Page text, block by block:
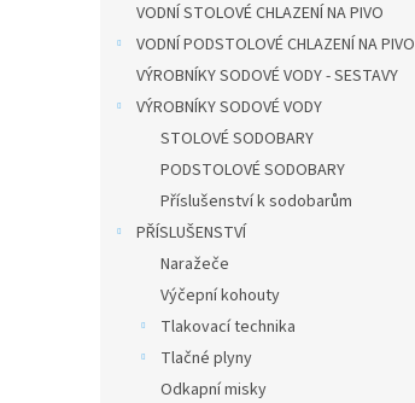
VODNÍ STOLOVÉ CHLAZENÍ NA PIVO
VODNÍ PODSTOLOVÉ CHLAZENÍ NA PIVO
VÝROBNÍKY SODOVÉ VODY - SESTAVY
VÝROBNÍKY SODOVÉ VODY
STOLOVÉ SODOBARY
PODSTOLOVÉ SODOBARY
Příslušenství k sodobarům
PŘÍSLUŠENSTVÍ
Naražeče
Výčepní kohouty
Tlakovací technika
Tlačné plyny
Odkapní misky